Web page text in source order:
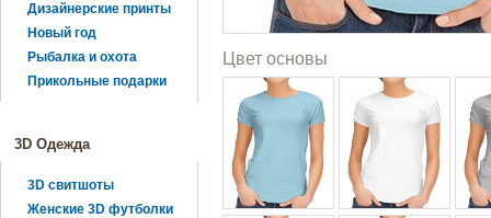
Дизайнерские принты
Новый год
Рыбалка и охота
Прикольные подарки
3D Одежда
3D свитшоты
Женские 3D футболки
Цвет основы